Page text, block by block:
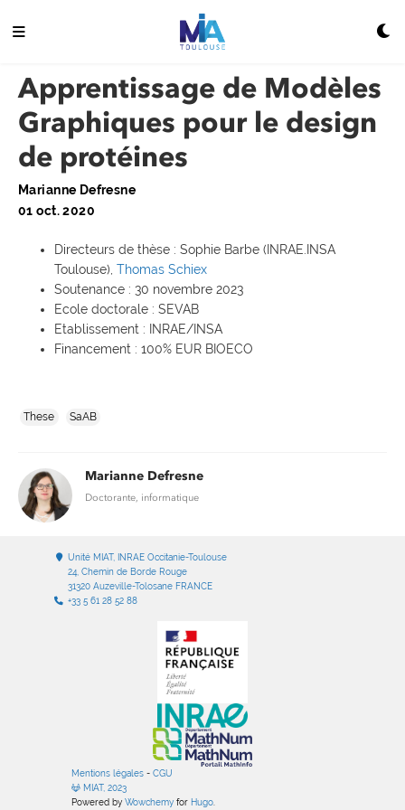
Apprentissage de Modèles
Graphiques pour le design
de protéines
Marianne Defresne
01 oct. 2020
Directeurs de thèse : Sophie Barbe (INRAE.INSA
Toulouse), Thomas Schiex
Soutenance : 30 novembre 2023
Ecole doctorale : SEVAB
Etablissement : INRAE/INSA
Financement : 100% EUR BIOECO
These SaAB
Marianne Defresne
Doctorante, informatique
Unité MIAT, INRAE Occitanie-Toulouse
24, Chemin de Borde Rouge
31320 Auzeville-Tolosane FRANCE
+33 5 61 28 52 88
Mentions légales- CGU
MIAT, 2023
Powered by Wowchemyfor Hugo.